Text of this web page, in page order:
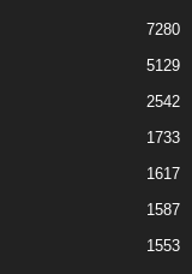
7280
5129
2542
1733
1617
1587
1553